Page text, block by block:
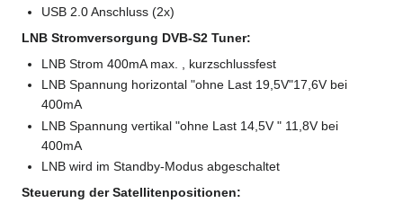
USB 2.0 Anschluss (2x)
LNB Stromversorgung DVB-S2 Tuner:
LNB Strom 400mA max. , kurzschlussfest
LNB Spannung horizontal "ohne Last 19,5V"17,6V bei
400mA
LNB Spannung vertikal "ohne Last 14,5V " 11,8V bei
400mA
LNB wird im Standby-Modus abgeschaltet
Steuerung der Satellitenpositionen: